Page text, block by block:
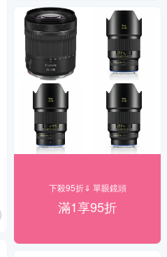
下殺95折⇓ 單眼鏡頭
滿1享95折